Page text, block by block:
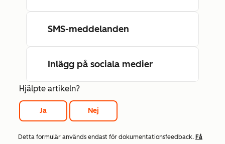
SMS-meddelanden
Inlägg på sociala medier
Hjälpte artikeln?
Ja Nej
Detta formulär används endast för dokumentationsfeedback. Få